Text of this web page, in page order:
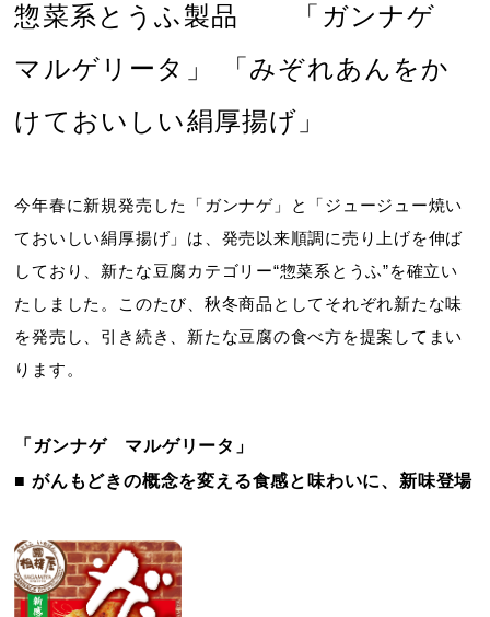
惣菜系とうふ製品 「ガンナゲ
マルゲリータ」 「みぞれあんをか
けておいしい絹厚揚げ」
今年春に新規発売した「ガンナゲ」と「ジュージュー焼い
ておいしい絹厚揚げ」は、発売以来順調に売り上げを伸ば
しており、新たな豆腐カテゴリー“惣菜系とうふ”を確立い
たしました。このたび、秋冬商品としてそれぞれ新たな味
を発売し、引き続き、新たな豆腐の食べ方を提案してまい
ります。
「ガンナゲ マルゲリータ」
■ がんもどきの概念を変える食感と味わいに、新味登場